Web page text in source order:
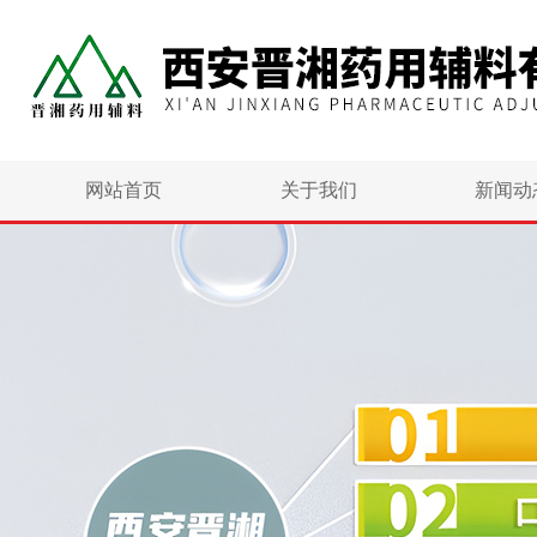
网站首页 关于我们 新闻动